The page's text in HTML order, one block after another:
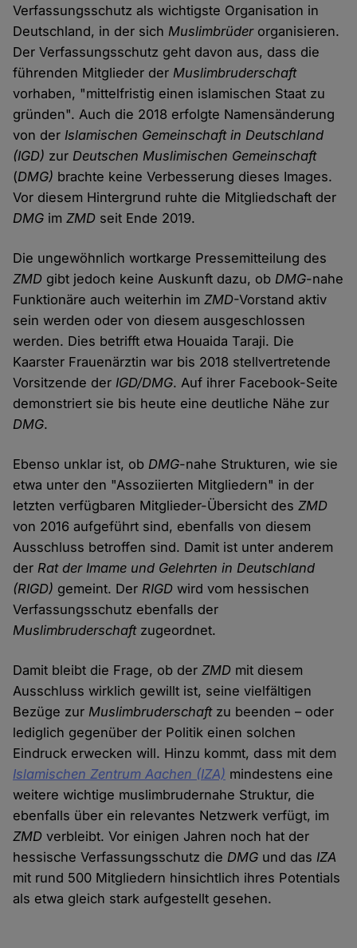
Verfassungsschutz als wichtigste Organisation in
Deutschland, in der sichMuslimbrüderorganisieren.
Der Verfassungsschutz geht davon aus, dass die
führenden Mitglieder derMuslimbruderschaft
vorhaben, "mittelfristig einen islamischen Staat zu
gründen". Auch die 2018 erfolgte Namensänderung
von derIslamischen Gemeinschaft in Deutschland
(IGD) zurDeutschen Muslimischen Gemeinschaft
(DMG) brachte keine Verbesserung dieses Images.
Vor diesem Hintergrund ruhte die Mitgliedschaft der
DMG imZMD seit Ende 2019.
Die ungewöhnlich wortkarge Pressemitteilung des
ZMD gibt jedoch keine Auskunft dazu, obDMG-nahe
Funktionäre auch weiterhin imZMD-Vorstand aktiv
sein werden oder von diesem ausgeschlossen
werden. Dies betrifft etwa Houaida Taraji. Die
Kaarster Frauenärztin war bis 2018 stellvertretende
Vorsitzende derIGD/DMG. Auf ihrer Facebook-Seite
demonstriert sie bis heute eine deutliche Nähe zur
DMG.
Ebenso unklar ist, obDMG-nahe Strukturen, wie sie
etwa unter den "Assoziierten Mitgliedern" in der
letzten verfügbaren Mitglieder-Übersicht desZMD
von 2016 aufgeführt sind, ebenfalls von diesem
Ausschluss betroffen sind. Damit ist unter anderem
derRat der Imame und Gelehrten in Deutschland
(RIGD) gemeint. DerRIGD wird vom hessischen
Verfassungsschutz ebenfalls der
Muslimbruderschaftzugeordnet.
Damit bleibt die Frage, ob derZMD mit diesem
Ausschluss wirklich gewillt ist, seine vielfältigen
Bezüge zurMuslimbruderschaftzu beenden – oder
lediglich gegenüber der Politik einen solchen
Eindruck erwecken will. Hinzu kommt, dass mit dem
Islamischen Zentrum Aachen (IZA) mindestens eine
weitere wichtige muslimbrudernahe Struktur, die
ebenfalls über ein relevantes Netzwerk verfügt, im
ZMDverbleibt. Vor einigen Jahren noch hat der
hessische Verfassungsschutz dieDMG und dasIZA
mit rund 500 Mitgliedern hinsichtlich ihres Potentials
als etwa gleich stark aufgestellt gesehen.